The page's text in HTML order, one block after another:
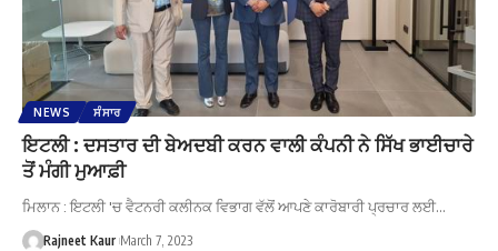
NEWS ਸੰਸਾਰ
ਇਟਲੀ : ਦਸਤਾਰ ਦੀ ਬੇਅਦਬੀ ਕਰਨ ਵਾਲੀ ਕੰਪਨੀ ਨੇ ਸਿੱਖ ਭਾਈਚਾਰੇ
ਤੋਂ ਮੰਗੀ ਮੁਆਫ਼ੀ
ਮਿਲਾਨ : ਇਟਲੀ 'ਚ ਵੈਟਨਰੀ ਕਲੀਨਕ ਵਿਭਾਗ ਵੱਲੋਂ ਆਪਣੇ ਕਾਰੋਬਾਰੀ ਪ੍ਰਚਾਰ ਲਈ…
Rajneet Kaur March 7, 2023